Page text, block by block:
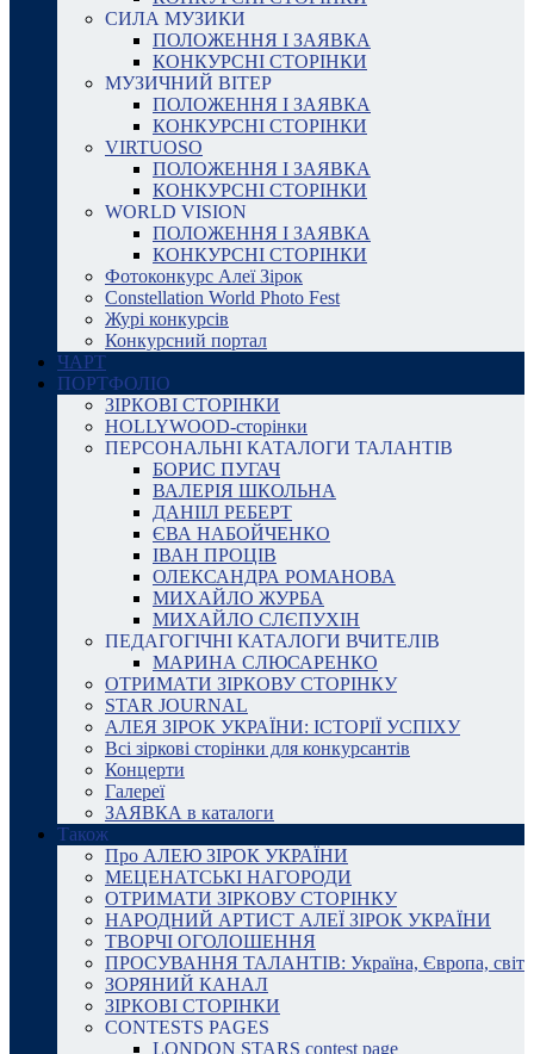
СИЛА МУЗИКИ
ПОЛОЖЕННЯ І ЗАЯВКА
КОНКУРСНІ СТОРІНКИ
МУЗИЧНИЙ ВІТЕР
ПОЛОЖЕННЯ І ЗАЯВКА
КОНКУРСНІ СТОРІНКИ
VIRTUOSO
ПОЛОЖЕННЯ І ЗАЯВКА
КОНКУРСНІ СТОРІНКИ
WORLD VISION
ПОЛОЖЕННЯ І ЗАЯВКА
КОНКУРСНІ СТОРІНКИ
Фотоконкурс Алеї Зірок
Constellation World Photo Fest
Журі конкурсів
Конкурсний портал
ЧАРТ
ПОРТФОЛІО
ЗІРКОВІ СТОРІНКИ
HOLLYWOOD-сторінки
ПЕРСОНАЛЬНІ КАТАЛОГИ ТАЛАНТІВ
БОРИС ПУГАЧ
ВАЛЕРІЯ ШКОЛЬНА
ДАНІІЛ РЕБЕРТ
ЄВА НАБОЙЧЕНКО
ІВАН ПРОЦІВ
ОЛЕКСАНДРА РОМАНОВА
МИХАЙЛО ЖУРБА
МИХАЙЛО СЛЄПУХІН
ПЕДАГОГІЧНІ КАТАЛОГИ ВЧИТЕЛІВ
МАРИНА СЛЮСАРЕНКО
ОТРИМАТИ ЗІРКОВУ СТОРІНКУ
STAR JOURNAL
АЛЕЯ ЗІРОК УКРАЇНИ: ІСТОРІЇ УСПІХУ
Всі зіркові сторінки для конкурсантів
Концерти
Галереї
ЗАЯВКА в каталоги
Також
Про АЛЕЮ ЗІРОК УКРАЇНИ
МЕЦЕНАТСЬКІ НАГОРОДИ
ОТРИМАТИ ЗІРКОВУ СТОРІНКУ
НАРОДНИЙ АРТИСТ АЛЕЇ ЗІРОК УКРАЇНИ
ТВОРЧІ ОГОЛОШЕННЯ
ПРОСУВАННЯ ТАЛАНТІВ: Україна, Європа, світ
ЗОРЯНИЙ КАНАЛ
ЗІРКОВІ СТОРІНКИ
CONTESTS PAGES
LONDON STARS contest page